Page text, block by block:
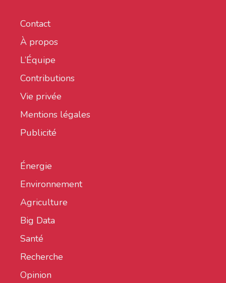
Contact
À propos
L’Équipe
Contributions
Vie privée
Mentions légales
Publicité
Énergie
Environnement
Agriculture
Big Data
Santé
Recherche
Opinion